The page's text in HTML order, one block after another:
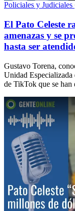
Policiales y Judiciales
El Pato Celeste
amenazas y se
hasta ser
Gustavo Torena,
Unidad Especializada
de TikTok que se han